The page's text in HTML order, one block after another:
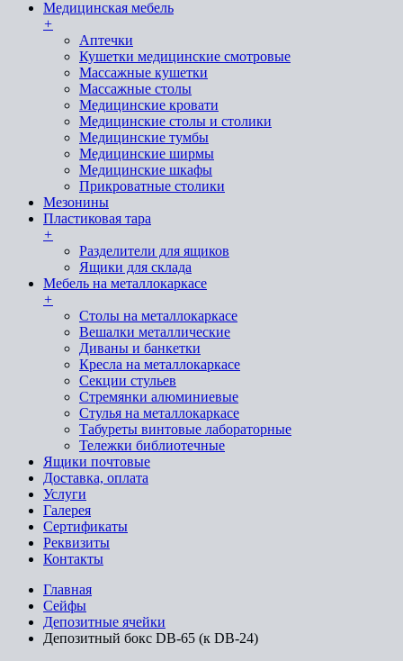
Медицинская мебель
+
Аптечки
Кушетки медицинские смотровые
Массажные кушетки
Массажные столы
Медицинские кровати
Медицинские столы и столики
Медицинские тумбы
Медицинские ширмы
Медицинские шкафы
Прикроватные столики
Мезонины
Пластиковая тара
+
Разделители для ящиков
Ящики для склада
Мебель на металлокаркасе
+
Cтолы на металлокаркасе
Вешалки металлические
Диваны и банкетки
Кресла на металлокаркасе
Секции стульев
Стремянки алюминиевые
Стулья на металлокаркасе
Табуреты винтовые лабораторные
Тележки библиотечные
Ящики почтовые
Доставка, оплата
Услуги
Галерея
Сертификаты
Реквизиты
Контакты
Главная
Сейфы
Депозитные ячейки
Депозитный бокс DB-65 (к DB-24)